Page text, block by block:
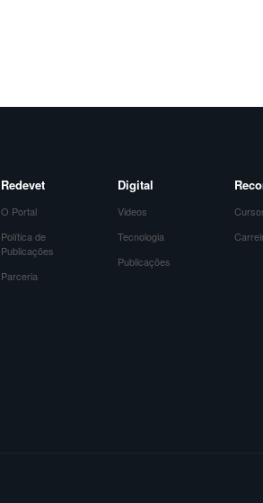
Redevet
O Portal
Política de
Publicações
Parceria
Digital
Videos
Tecnologia
Publicações